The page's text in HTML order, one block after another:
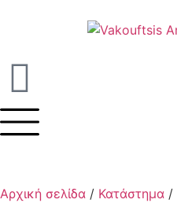
Αρχική σελίδα / Κατάστημα /